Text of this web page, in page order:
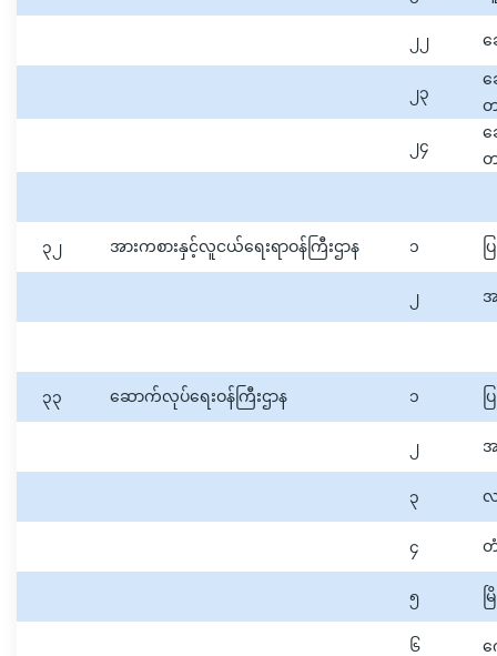
၂၂ ဆ
၂၃
၂၄
တ
၃၂ အားကစားနှင့်လူငယ်ရေးရာဝန်ကြီးဌာန ၁
၂ အ
၃၃ ဆောက်လုပ်ရေးဝန်ကြီးဌာန ၁
၂
၃ လ
၄ တံ
၅
၆ က